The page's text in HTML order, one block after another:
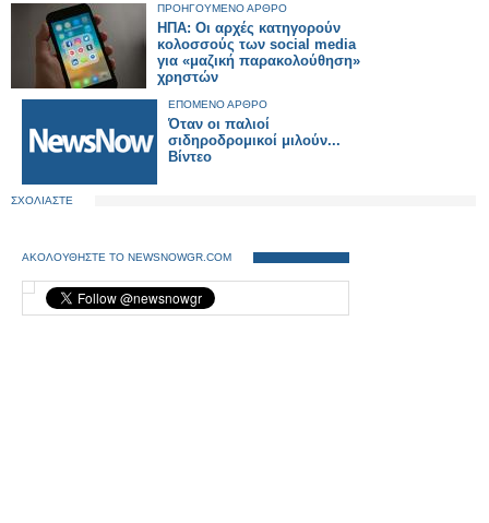
ΠΡΟΗΓΟΥΜΕΝΟ ΑΡΘΡΟ
ΗΠΑ: Οι αρχές κατηγορούν
κολοσσούς των social media
για «μαζική παρακολούθηση»
χρηστών
ΕΠΟΜΕΝΟ ΑΡΘΡΟ
Όταν οι παλιοί
σιδηροδρομικοί μιλούν...
Βίντεο
ΣΧΟΛΙΑΣΤΕ
ΑΚΟΛΟΥΘΗΣΤΕ ΤΟ NEWSNOWGR.COM